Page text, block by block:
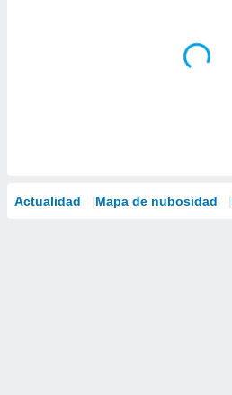
Actualidad Mapa de nubosidad